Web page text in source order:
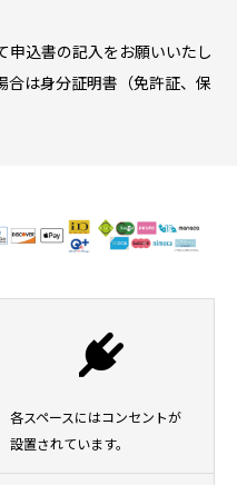
申込書の記入をお願いいたし
合は身分証明書（免許証、保
各スペースにはコンセントが
設置されています。